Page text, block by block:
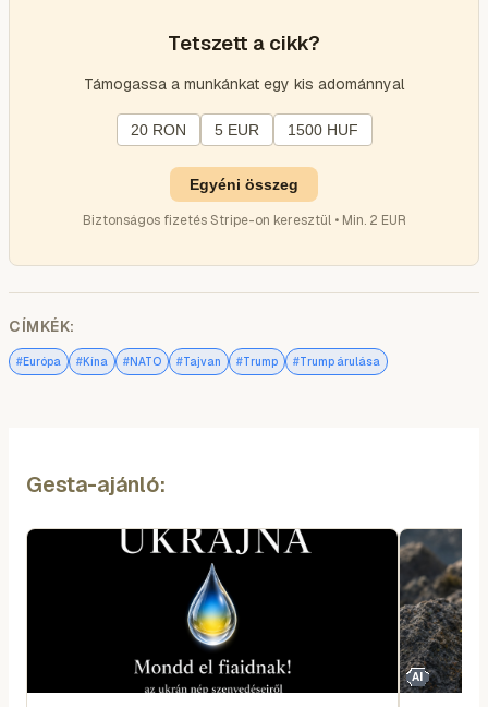
Tetszett a cikk?
Támogassa a munkánkat egy kis adománnyal
20 RON 5 EUR 1500 HUF
Egyéni összeg
Biztonságos fizetés Stripe-on keresztül • Min. 2 EUR
CÍMKÉK:
#Európa #Kína #NATO #Tajvan #Trump #Trump árulása
Gesta-ajánló:
AI